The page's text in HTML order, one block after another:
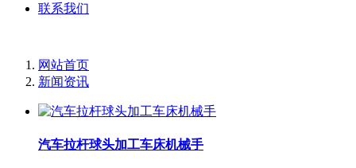
联系我们
网站首页
新闻资讯
汽车拉杆球头加工车床机械手